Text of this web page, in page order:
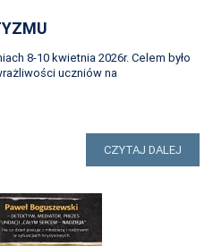
8-10 kwietnia 2026r. Celem było
uczniów na
CZYTAJ DALEJ